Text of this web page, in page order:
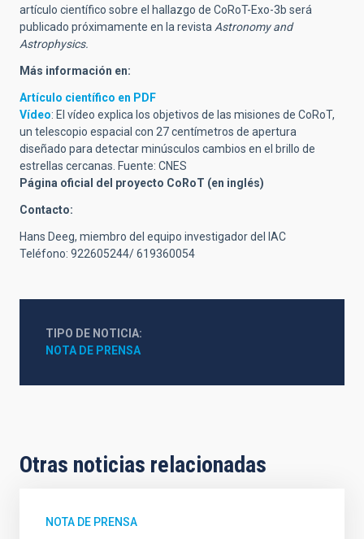
artículo científico sobre el hallazgo de CoRoT-Exo-3b será
publicado próximamente en la revista Astronomy and
Astrophysics.
Más información en:
Artículo científico en PDF
Vídeo: El vídeo explica los objetivos de las misiones de CoRoT,
un telescopio espacial con 27 centímetros de apertura
diseñado para detectar minúsculos cambios en el brillo de
estrellas cercanas. Fuente: CNES
Página oficial del proyecto CoRoT (en inglés)
Contacto:
Hans Deeg, miembro del equipo investigador del IAC
Teléfono: 922605244/ 619360054
TIPO DE NOTICIA
NOTA DE PRENSA
Otras noticias relacionadas
NOTA DE PRENSA